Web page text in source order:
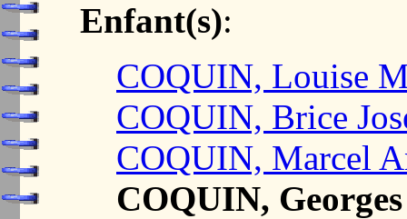
Enfant(s):
COQUIN, Louise
COQUIN, Brice
COQUIN, Marcel
COQUIN,